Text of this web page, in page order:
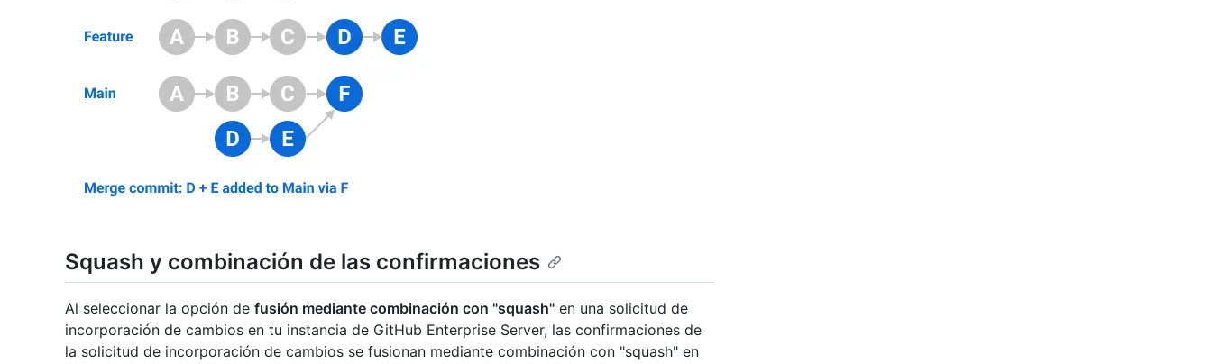
Squash y combinación de las confirmaciones
Al seleccionar la opción de fusión mediante combinación con "squash" en una solicitud de
incorporación de cambios en tu instancia de GitHub Enterprise Server, las confirmaciones de
la solicitud de incorporación de cambios se fusionan mediante combinación con "squash" en